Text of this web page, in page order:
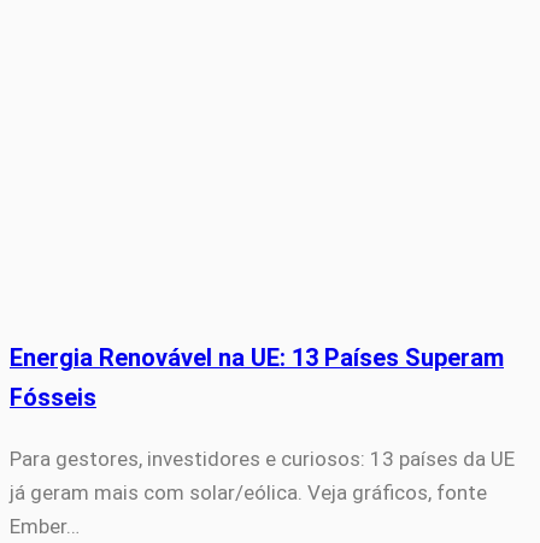
Energia Renovável na UE: 13 Países Superam
Fósseis
Para gestores, investidores e curiosos: 13 países da UE
já geram mais com solar/eólica. Veja gráficos, fonte
Ember…